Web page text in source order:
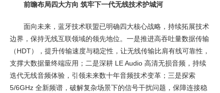
前瞻布局四大方向 筑牢下一代无线技术护城河
面向未来，蓝牙技术联盟已明确四大核心战略，持续拓展技术
边界，保持无线互联领域的领先地位。一是推进高吞吐量数据传输
（HDT），提升传输速度与稳定性，让无线传输比肩有线可靠性，
支撑大数据量终端应用；二是深耕 LE Audio 高清无损音频，持续
迭代无线音频体验，引领未来数十年音频技术变革；三是探索
5/6GHz 全新频谱，破解复杂场景下的信号干扰问题，保障连接稳